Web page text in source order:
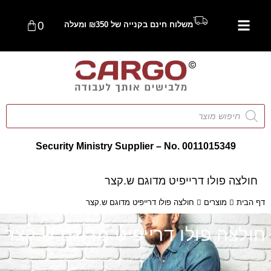
משלוח חינם בקנייה של ₪350 ומעלה 0
Security Ministry Supplier – No. 0011015349
חולצה פולו דרייפיט מדוגם ש.קצר
דף הבית מוצרים חולצה פולו דרייפיט מדוגם ש.קצר
חולצה פולו דרייפיט מדוגם ש.קצר